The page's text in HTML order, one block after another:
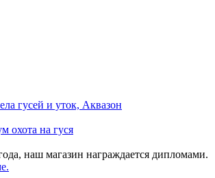
гусей и уток, Аквазон
охота на гуся
наш магазин награждается дипломами.